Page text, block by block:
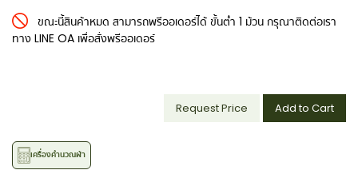
ขณะนี้สินค้าหมด สามารถพรีออเดอร์ได้ ขั้นต่ำ 1 ม้วน กรุณาติดต่อเรา
ทาง LINE OA เพื่อสั่งพรีออเดอร์
Request Price Add to Cart
เครื่องคำนวณผ้า